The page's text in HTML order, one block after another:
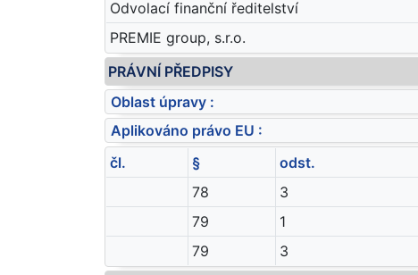
Odvolací finanční ředitelství
PREMIE group, s.r.o.
PRÁVNÍ PŘEDPISY
Oblast úpravy :
Aplikováno právo EU :
čl.
§ odst.
78
3
79
1
79
3